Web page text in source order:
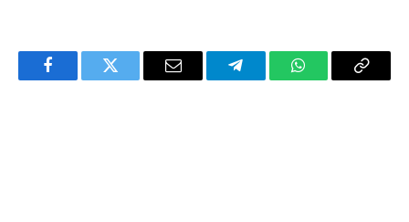
FacebookTwitter Email TelegramWhatsAppCopy